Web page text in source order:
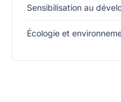
Sensibilisation au
Écologie et